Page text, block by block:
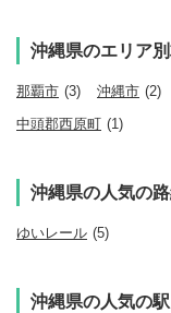
沖縄県のエリア
那覇市 (3) 沖縄市 (2)
中頭郡西原町 (1)
沖縄県の人気の
ゆいレール (5)
沖縄県の人気の駅